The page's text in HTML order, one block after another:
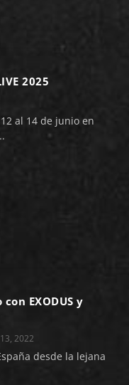
2025
al 14 de junio en
EXODUS y
2022
desde la lejana